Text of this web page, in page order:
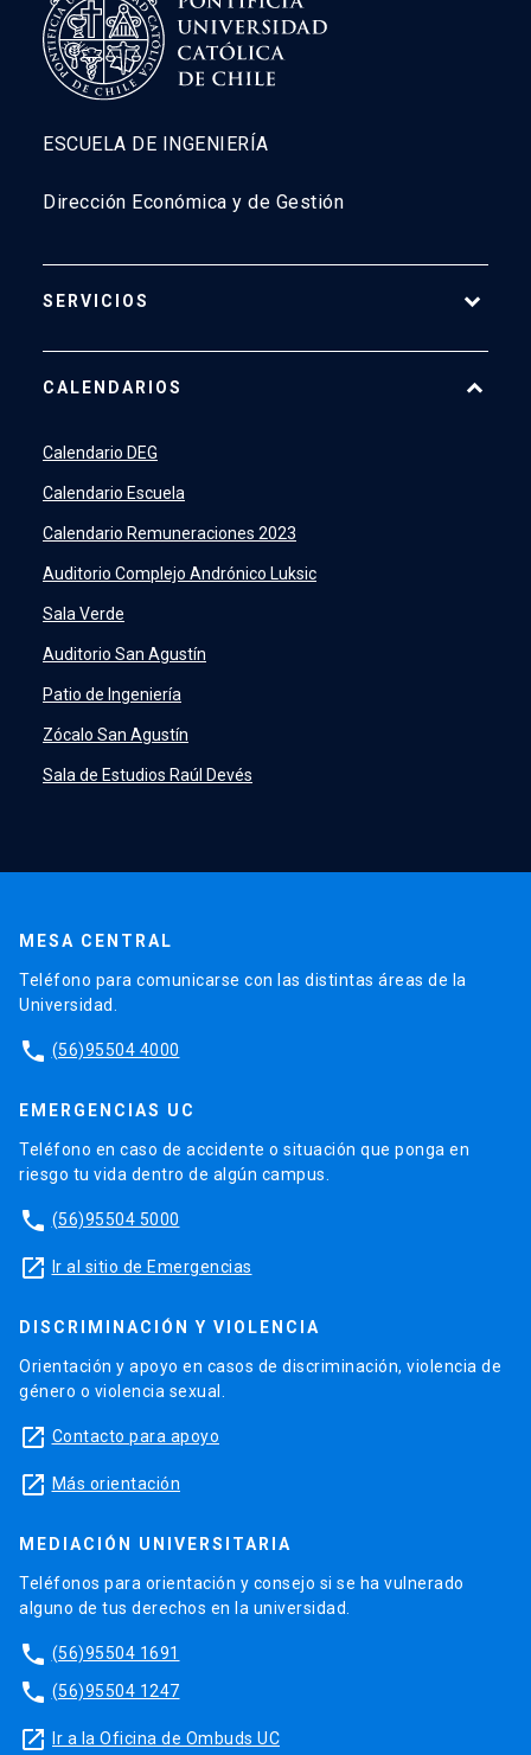
ESCUELA DE INGENIERÍA
Dirección Económica y de Gestión
SERVICIOS
SIDINGlaunch
Academic Intelligence
PeopleSoftlaunch
ERPlaunch
CALENDARIOS
Calendario DEG
Calendario Escuela
Calendario Remuneraciones 2023
Auditorio Complejo Andrónico Luksic
Sala Verde
Auditorio San Agustín
Patio de Ingeniería
Zócalo San Agustín
Sala de Estudios Raúl Devés
MESA CENTRAL
Teléfono para comunicarse con las distintas áreas de la
Universidad.
phone (56)95504 4000
EMERGENCIAS UC
Teléfono en caso de accidente o situación que ponga en
riesgo tu vida dentro de algún campus.
phone (56)95504 5000
launch Ir al sitio de Emergencias
DISCRIMINACIÓN Y VIOLENCIA
Orientación y apoyo en casos de discriminación, violencia de
género o violencia sexual.
launch Contacto para apoyo
launch Más orientación
MEDIACIÓN UNIVERSITARIA
Teléfonos para orientación y consejo si se ha vulnerado
alguno de tus derechos en la universidad.
phone (56)95504 1691
phone (56)95504 1247
launch Ir a la Oficina de Ombuds UC